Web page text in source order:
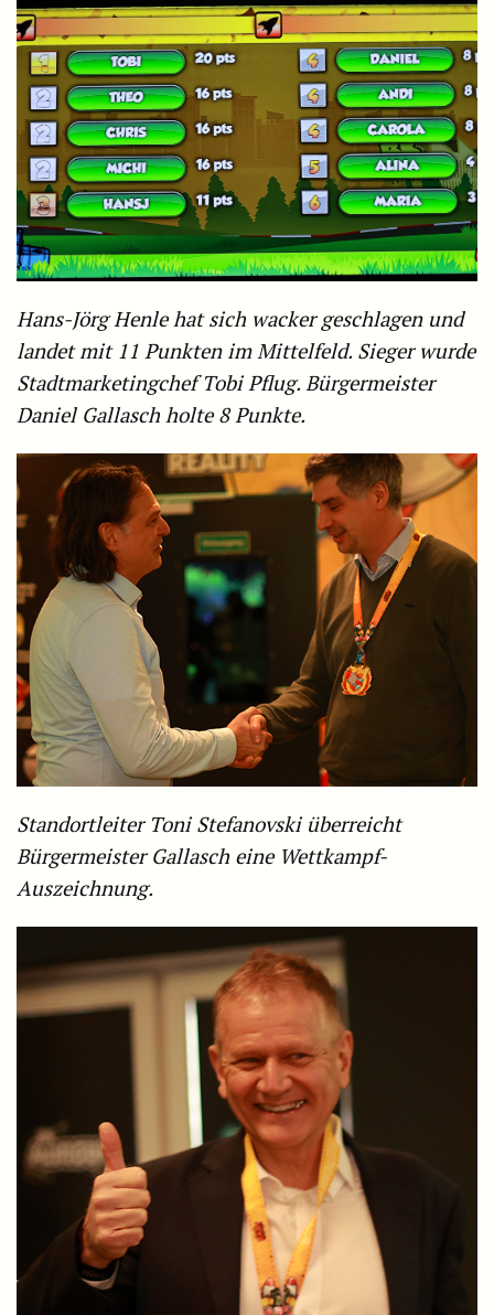
Hans-Jörg Henle hat sich wacker geschlagen und
landet mit 11 Punkten im Mittelfeld. Sieger wurde
Stadtmarketingchef Tobi Pflug. Bürgermeister
Daniel Gallasch holte 8 Punkte.
Standortleiter Toni Stefanovski überreicht
Bürgermeister Gallasch eine Wettkampf-
Auszeichnung.